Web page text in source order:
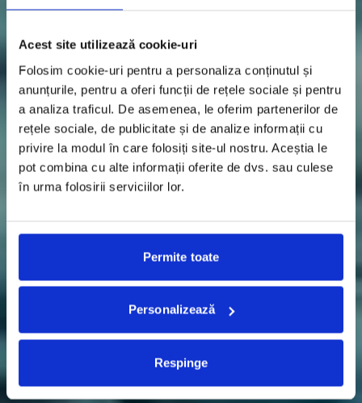
Acest site utilizează cookie-uri
Folosim cookie-uri pentru a personaliza conținutul și
anunțurile, pentru a oferi funcții de rețele sociale și pentru
a analiza traficul. De asemenea, le oferim partenerilor de
rețele sociale, de publicitate și de analize informații cu
privire la modul în care folosiți site-ul nostru. Aceștia le
pot combina cu alte informații oferite de dvs. sau culese
în urma folosirii serviciilor lor.
Permite toate
Personalizează
Respinge